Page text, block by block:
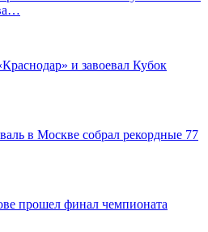
и завоевал Кубок
в Москве собрал рекордные 77
прошел финал чемпионата